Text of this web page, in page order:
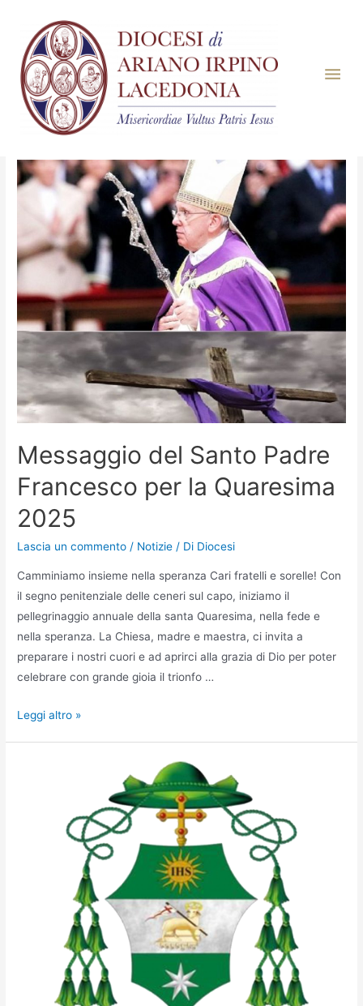
Mese:Febbraio 2025
Messaggio del Santo Padre
Francesco per la Quaresima
2025
Lascia un commento / Notizie / Di Diocesi
Camminiamo insieme nella speranza Cari fratelli e sorelle! Con
il segno penitenziale delle ceneri sul capo, iniziamo il
pellegrinaggio annuale della santa Quaresima, nella fede e
nella speranza. La Chiesa, madre e maestra, ci invita a
preparare i nostri cuori e ad aprirci alla grazia di Dio per poter
celebrare con grande gioia il trionfo …
Leggi altro »